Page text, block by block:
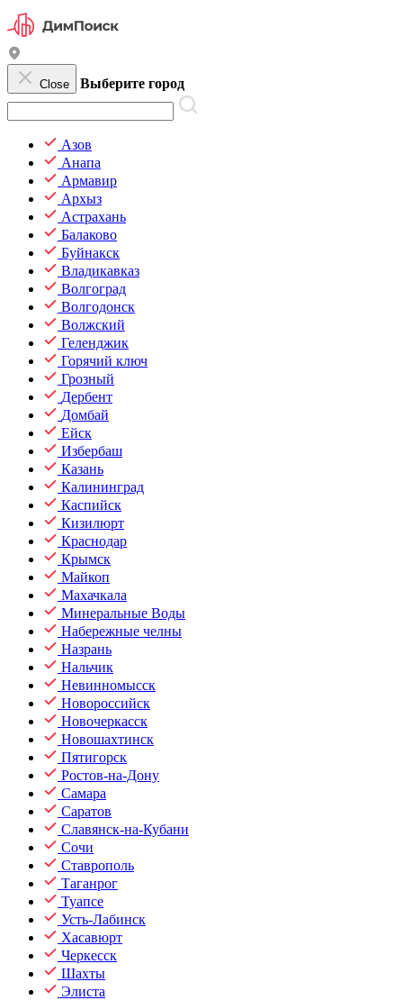
Close Выберите город
Азов
Анапа
Армавир
Архыз
Астрахань
Балаково
Буйнакск
Владикавказ
Волгоград
Волгодонск
Волжский
Геленджик
Горячий ключ
Грозный
Дербент
Домбай
Ейск
Избербаш
Казань
Калининград
Каспийск
Кизилюрт
Краснодар
Крымск
Майкоп
Махачкала
Минеральные Воды
Набережные челны
Назрань
Нальчик
Невинномысск
Новороссийск
Новочеркасск
Новошахтинск
Пятигорск
Ростов-на-Дону
Самара
Саратов
Славянск-на-Кубани
Сочи
Ставрополь
Таганрог
Туапсе
Усть-Лабинск
Хасавюрт
Черкесск
Шахты
Элиста